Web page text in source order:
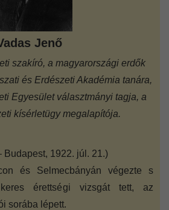
Jenő
szakíró, a magyarországi erdők
és Erdészeti Akadémia tanára,
Egyesület választmányi tagja, a
kísérletügy megalapítója.
Budapest, 1922. júl. 21.)
és Selmecbányán végezte s
érettségi vizsgát tett, az
sorába lépett.